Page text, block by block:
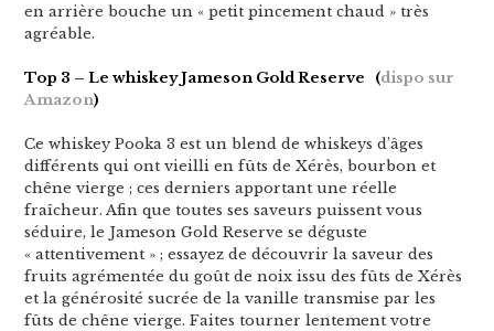
en arrière bouche un « petit pincement chaud » très
agréable.
Top 3 – Le whiskey Jameson Gold Reserve (dispo sur
Amazon)
Ce whiskey Pooka 3 est un blend de whiskeys d’âges
différents qui ont vieilli en fûts de Xérès, bourbon et
chêne vierge ; ces derniers apportant une réelle
fraîcheur. Afin que toutes ses saveurs puissent vous
séduire, le Jameson Gold Reserve se déguste
« attentivement » ; essayez de découvrir la saveur des
fruits agrémentée du goût de noix issu des fûts de Xérès
et la générosité sucrée de la vanille transmise par les
fûts de chêne vierge. Faites tourner lentement votre